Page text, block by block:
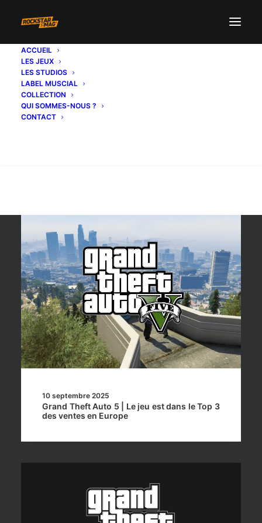
ACCUEIL
LES JEUX
LES STUDIOS
LABEL MUSCIAL
COLLECTION
QUI SOMMES-NOUS ?
CONTACT
10 septembre 2025
Grand Theft Auto 5 | Le jeu est dans le Top 3
des ventes en Europe